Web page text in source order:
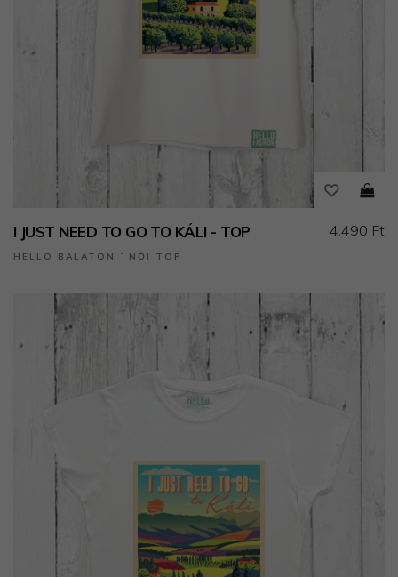
I JUST NEED TO GO TO KÁLI - TOP
HELLO BALATON ˙ NŐI TOP
4.490 Ft